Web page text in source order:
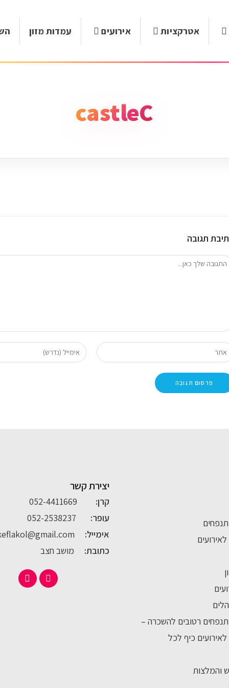
אטרקציות אירועים עמדות מזון
castleC
תגובה
רטובים להשכרה –
כיף לכל
והמלצות
יצירת קשר
קרן:
052-4411669
עופר:
052-2538237
אימייל:
כתובת: מושב חצב